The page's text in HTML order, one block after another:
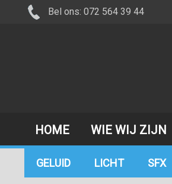
Bel ons: 072 564 39 44
HOME WIE WIJ ZIJN
GELUID LICHT SFX